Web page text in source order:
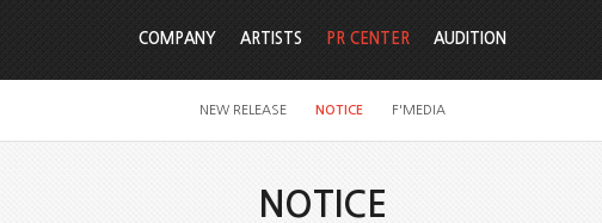
COMPANY ARTISTS PR CENTER
NEW RELEASE NOTICE F'MEDIA
AUDITION
NOTICE